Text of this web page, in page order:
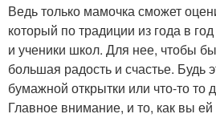
Ведь только мамочка сможет
который по традиции из года в
и ученики школ. Для нее, чтобы
большая радость и счастье. Будь
бумажной открытки или что-то то
Главное внимание, и то, как вы ей